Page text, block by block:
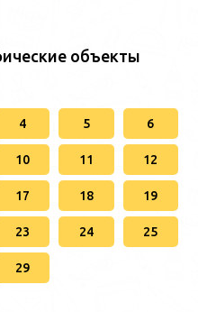
объекты
4 5 6
10 11 12
17 18 19
23 24 25
29